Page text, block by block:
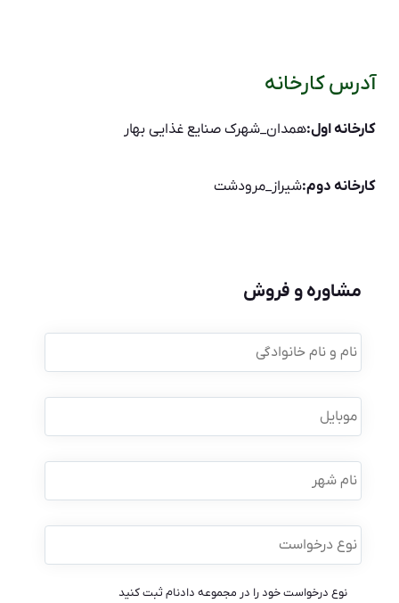
آدرس کارخانه
کارخانه اول:همدان_شهرک صنایع غذایی بهار
کارخانه دوم:شیراز_مرودشت
مشاوره و فروش
نام
و
نام
موبایل *
نام
شهر
نوع
درخواست *
نوع درخواست خود را در مجموعه دادنام ثبت کنید